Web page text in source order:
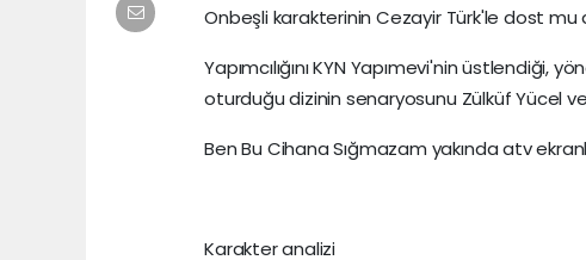
Onbeşli karakterinin Cezayir Türk'le dost mu
Yapımcılığını KYN Yapımevi'nin
oturduğu dizinin senaryosunu Zülküf Yücel
Ben Bu Cihana Sığmazam yakında atv
Karakter analizi